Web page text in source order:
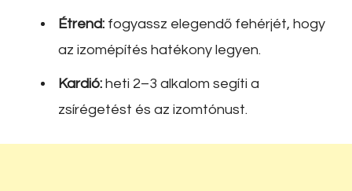
Étrend: fogyassz elegendő fehérjét, hogy
az izomépítés hatékony legyen.
Kardió: heti 2–3 alkalom segíti a
zsírégetést és az izomtónust.